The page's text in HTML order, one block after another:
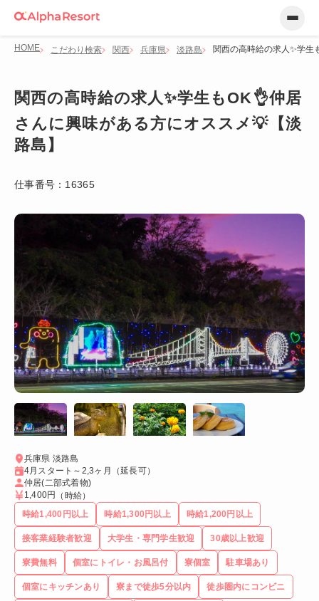
HOME こだわり検索 関西 兵庫県 淡路島 関西の高時給の求人✨学
関西の高時給の求人✨学生もOK👌仲居
さんに興味がある方にオススメ💡【淡
路島】
仕事番号： 16365
兵庫県 淡路島
4月スタート～2,3ヶ月（延長可）
仲居(二部式着物)
1,400円
（時給）
時給1,400円以上
時給1,300円以上 時給1,200円以上
接客業経験者歓迎 大学生・専門学生歓迎 30歳以上歓迎
寮費無料 個室にトイレ・お風呂付 寮個室 駐車場あり
個室にキッチンあり 寮まで徒歩5分以内 徒歩圏内にコンビニ